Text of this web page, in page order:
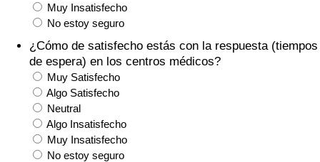
Muy Insatisfecho
No estoy seguro
¿Cómo de satisfecho estás con la respuesta (tiempos
de espera) en los centros médicos?
Muy Satisfecho
Algo Satisfecho
Neutral
Algo Insatisfecho
Muy Insatisfecho
No estoy seguro